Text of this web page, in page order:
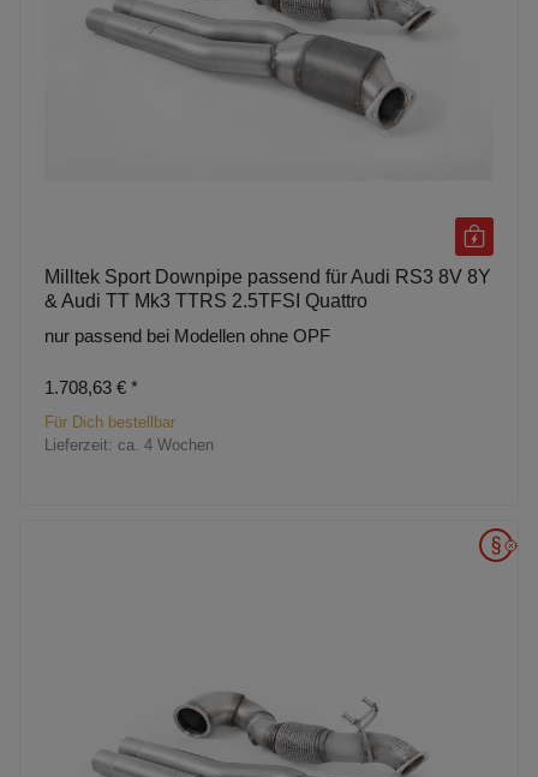
Milltek Sport Downpipe passend für Audi RS3 8V 8Y
& Audi TT Mk3 TTRS 2.5TFSI Quattro
nur passend bei Modellen ohne OPF
1.708,63 € *
Für Dich bestellbar
Lieferzeit: ca. 4 Wochen